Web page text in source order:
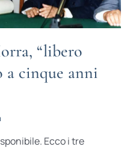
“libero
a cinque anni
Ecco i tre